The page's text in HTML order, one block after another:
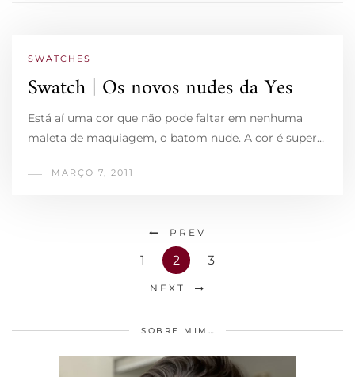
SWATCHES
Swatch | Os novos nudes da Yes
Está aí uma cor que não pode faltar em nenhuma
maleta de maquiagem, o batom nude. A cor é super…
MARÇO 7, 2011
PREV
1 2 3
NEXT
SOBRE MIM…